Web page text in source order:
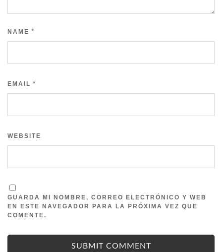
NAME *
EMAIL *
WEBSITE
GUARDA MI NOMBRE, CORREO ELECTRÓNICO Y WEB
EN ESTE NAVEGADOR PARA LA PRÓXIMA VEZ QUE
COMENTE.